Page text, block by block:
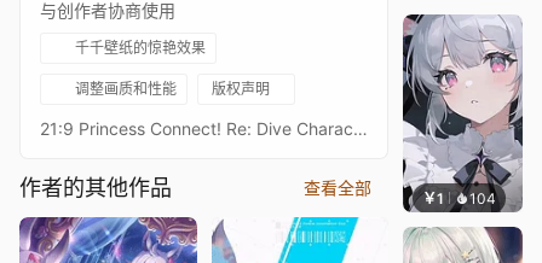
与创作者协商使用
千千壁纸的惊艳效果
调整画质和性能 版权声明
21:9 Princess Connect! Re: Dive Character Live Wallpaperプリンセスコネクトリダイブ超异域公主连结！Re: DiveResolution: 21:9 3440*1440Overall Bit Rate: ≈40Mb/s ± 3Mb/s3★未奏希 夏日3★ミソギ（サマー） - MisogiAfter Waifu2x upscaling + FFmpeg frame processing16:9 3584 x 2016 Resolution：https://steamcommunity.com/sharedfiles/filedetails/?id=2846387343Princess Connect! Re: Dive 16:9 Collections：https://steamcommunity.com/sharedfiles/filedetails/?id=2134024999Princess Connect! Re: Dive 21:9 Collections：https://steamcommunity.com/sharedfiles/filedetails/?id=2137377323
作者的其他作品 查看全部
￥1 104 渔小小